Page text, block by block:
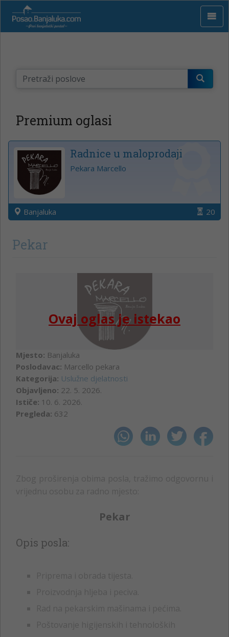
Premium oglasi
Radnice u maloprodaji
Pekara Marcello
Banjaluka 20
Ovaj oglas je istekao
Pekar
Mjesto: Banjaluka
Poslodavac: Marcello pekara
Kategorija: Uslužne djelatnosti
Objavljeno: 22. 5. 2026.
Ističe: 10. 6. 2026.
Pregleda: 632
Pekar
Opis posla: